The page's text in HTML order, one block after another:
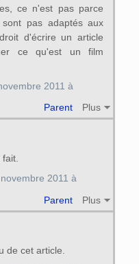
ce n'est pas parce
pas adaptés aux
d'écrire un article
ce qu'est un film
Parent Plus
2011 à
Parent Plus
2011 à
de cet article.